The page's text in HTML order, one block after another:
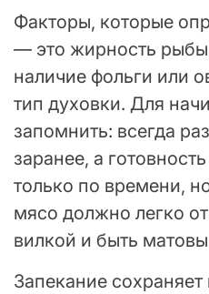
Факторы, которые
— это жирность
наличие фольги или
тип духовки. Для
запомнить: всегда
заранее, а
только по времени,
мясо должно легко
вилкой и быть
Запекание